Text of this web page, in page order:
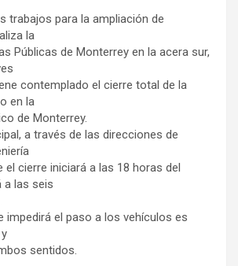
trabajos para la ampliación de
la
Públicas de Monterrey en la acera sur,
contemplado el cierre total de la
en la
de Monterrey.
a través de las direcciones de
el cierre iniciará a las 18 horas del
a las seis
impedirá el paso a los vehículos es
sentidos.